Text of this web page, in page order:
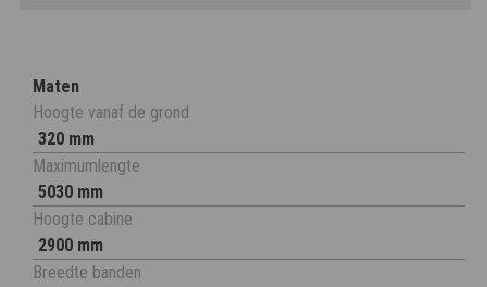
Maten
Hoogte vanaf de grond
320 mm
Maximumlengte
5030 mm
Hoogte cabine
2900 mm
Breedte banden